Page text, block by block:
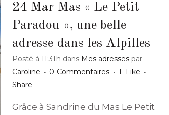
24 Mar Mas « Le Petit
Paradou », une belle
adresse dans les Alpilles
Posté à 11:31h dans Mes adresses par
Caroline
0 Commentaires 1
Like
Share
Grâce à Sandrine du Mas Le Petit